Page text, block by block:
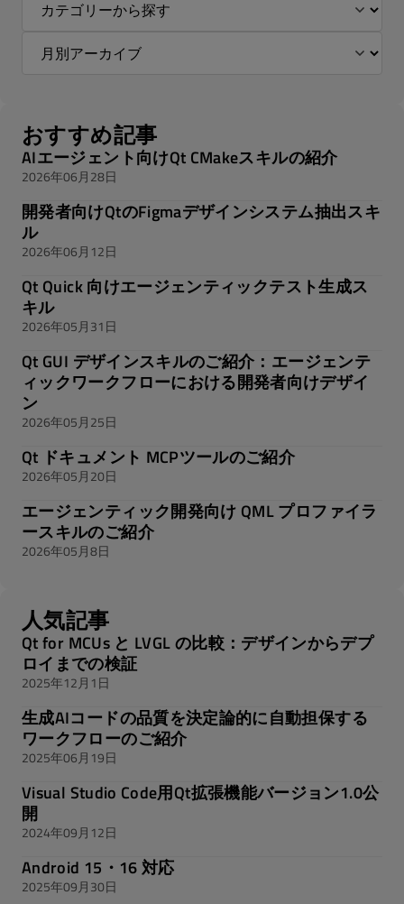
おすすめ記事
AIエージェント向けQt CMakeスキルの紹介
2026年06月28日
開発者向けQtのFigmaデザインシステム抽出スキ
ル
2026年06月12日
Qt Quick 向けエージェンティックテスト生成ス
キル
2026年05月31日
Qt GUI デザインスキルのご紹介：エージェンテ
ィックワークフローにおける開発者向けデザイ
ン
2026年05月25日
Qt ドキュメント MCPツールのご紹介
2026年05月20日
エージェンティック開発向け QML プロファイラ
ースキルのご紹介
2026年05月8日
人気記事
Qt for MCUs と LVGL の比較：デザインからデプ
ロイまでの検証
2025年12月1日
生成AIコードの品質を決定論的に自動担保する
ワークフローのご紹介
2025年06月19日
Visual Studio Code用Qt拡張機能バージョン1.0公
開
2024年09月12日
Android 15・16 対応
2025年09月30日